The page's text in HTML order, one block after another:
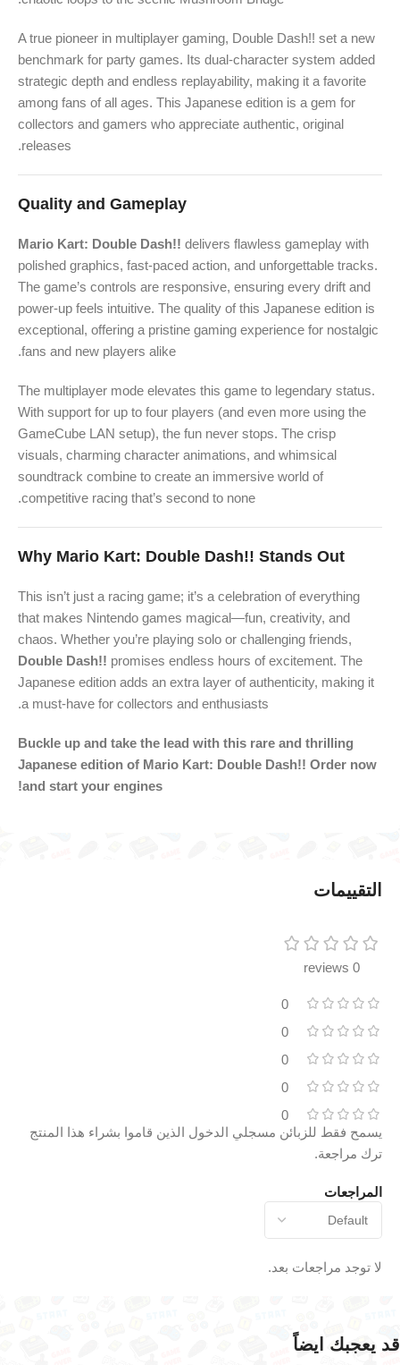
A true pioneer in multiplayer gaming, Double Dash!! set a new
benchmark for party games. Its dual-character system added
strategic depth and endless replayability, making it a favorite
among fans of all ages. This Japanese edition is a gem for
collectors and gamers who appreciate authentic, original
releases.
Quality and Gameplay
Mario Kart: Double Dash!! delivers flawless gameplay with
polished graphics, fast-paced action, and unforgettable tracks.
The game’s controls are responsive, ensuring every drift and
power-up feels intuitive. The quality of this Japanese edition is
exceptional, offering a pristine gaming experience for nostalgic
fans and new players alike.
The multiplayer mode elevates this game to legendary status.
With support for up to four players (and even more using the
GameCube LAN setup), the fun never stops. The crisp
visuals, charming character animations, and whimsical
soundtrack combine to create an immersive world of
competitive racing that’s second to none.
Why Mario Kart: Double Dash!! Stands Out
This isn’t just a racing game; it’s a celebration of everything
that makes Nintendo games magical—fun, creativity, and
chaos. Whether you’re playing solo or challenging friends,
Double Dash!! promises endless hours of excitement. The
Japanese edition adds an extra layer of authenticity, making it
a must-have for collectors and enthusiasts.
Buckle up and take the lead with this rare and thrilling
Japanese edition of Mario Kart: Double Dash!! Order now
and start your engines!
التقييمات
0 reviews
0
0
0
0
0
المراجعات
لا توجد مراجعات بعد.
يسمح فقط للزبائن مسجلي الدخول الذين قاموا بشراء هذا المنتج
ترك مراجعة.
قد يعجبك ايضاً